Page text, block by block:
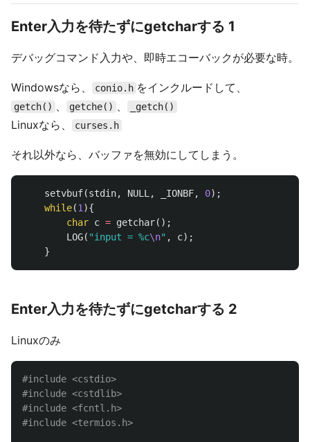
Enter入力を待たずにgetcharする 1
デバッグコマンド入力や、即時エコーバックが必要な時。
Windowsなら、 conio.h をインクルードして、
getch() 、 getche() 、 _getch()
Linuxなら、 curses.h
それ以外なら、バッファを無効にしてしまう。
setvbuf(stdin, NULL , _IONBF, 0);
while(1 ){
char c = getchar();
LOG( "input = %c\n" , c);
}
Enter入力を待たずにgetcharする 2
Linuxのみ
#include <cstdio>
#include <cstdlib>
#include <fcntl.h>
#include <termios.h>